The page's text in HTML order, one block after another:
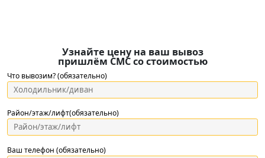
Узнайте цену на ваш вывоз
пришлём СМС со стоимостью
Что вывозим? (обязательно)
Район/этаж/лифт(обязательно)
Ваш телефон (обязательно)